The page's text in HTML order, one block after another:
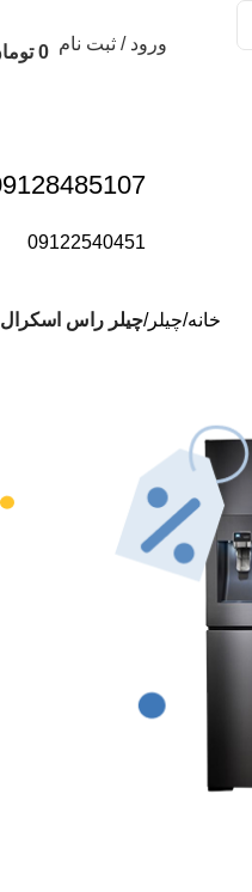
ورود / ثبت نام 0
09122540451
خانه چیلر چیلر راس اسکرال